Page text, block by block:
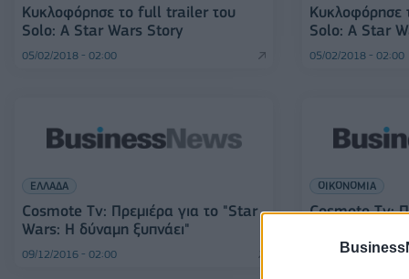
Κυκλοφόρησε το full trailer του
Solo: A Star Wars Story
05/02/2018 - 02:00
Solo: A Star
05/02/2018 - 02:00
ΕΛΛΑΔΑ
Cosmote Tv: Πρεμιέρα για το "Star
Wars: Η δύναμη ξυπνάει"
09/12/2016 - 02:00
ΟΙΚΟΝΟΜΙΑ
Cosmote Tv:
09/12/2016 - 02:00